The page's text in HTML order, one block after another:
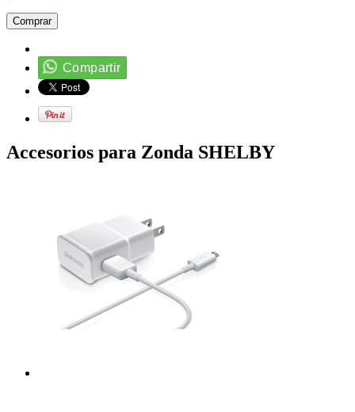
Comprar
Compartir
Accesorios para Zonda SHELBY